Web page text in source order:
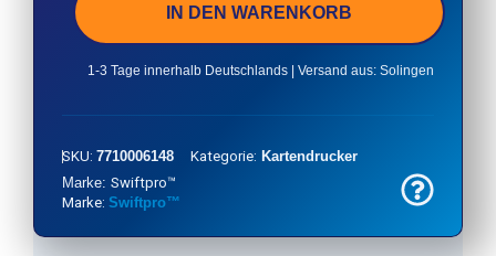
IN DEN WARENKORB
1-3 Tage innerhalb Deutschlands | Versand aus: Solingen
SKU: 7710006148 Kategorie: Kartendrucker
Marke: Swiftpro™
Marke: Swiftpro™